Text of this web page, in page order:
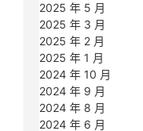
2025 年 5 月
2025 年 3 月
2025 年 2 月
2025 年 1 月
2024 年 10 月
2024 年 9 月
2024 年 8 月
2024 年 6 月